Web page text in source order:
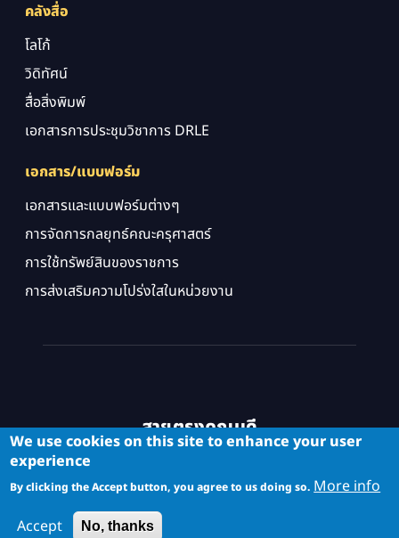
คลังสื่อ
โลโก้
วิดิทัศน์
สื่อสิ่งพิมพ์
เอกสารการประชุมวิชาการ DRLE
เอกสาร/แบบฟอร์ม
เอกสารและแบบฟอร์มต่างๆ
การจัดการกลยุทธ์คณะครุศาสตร์
การใช้ทรัพย์สินของราชการ
การส่งเสริมความโปร่งใสในหน่วยงาน
สายตรงคณบดี
We use cookies on this site to enhance your user
experience
By clicking the Accept button, you agree to us doing so. More info
Accept
No, thanks